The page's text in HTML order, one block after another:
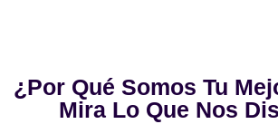
¿Por Qué Somos Tu
Mira Lo Que Nos